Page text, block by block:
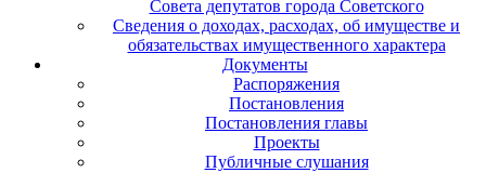
Совета депутатов города Советского
Сведения о доходах, расходах, об имуществе и
обязательствах имущественного характера
Документы
Распоряжения
Постановления
Постановления главы
Проекты
Публичные слушания